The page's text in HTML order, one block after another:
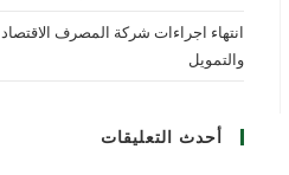
انتهاء اجراءات شركة المصرف الاقتصاد
والتمويل
أحدث التعليقات